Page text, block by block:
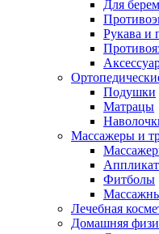
Для
Рукава и
Подушки
Матрацы
Массажеры и
Фитболы
Лечебная
Домашняя